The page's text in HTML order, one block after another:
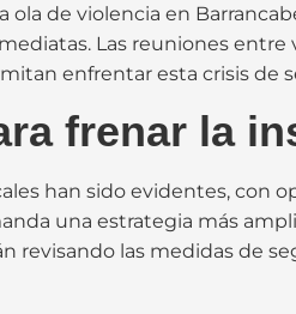
de violencia en
Las reuniones
enfrentar esta crisis de
frenar la
han sido evidentes, con
una estrategia más
revisando las medidas de